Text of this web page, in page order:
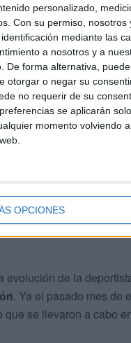
personalizado,
Con su permiso, nosotros
mediante las
a nosotros y a
De forma alternativa,
otorgar o negar su
no requerir de su
se aplicarán
momento volviendo
OPCIONES
al
Española
de junio.Cuatro días de
de la
. Ya el pasado mes de
se llevaron a cabo